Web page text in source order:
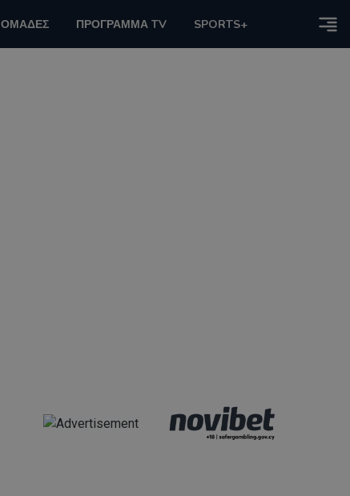
ΟΜΑΔΕΣ ΠΡΟΓΡΑΜΜΑ TV SPORTS+